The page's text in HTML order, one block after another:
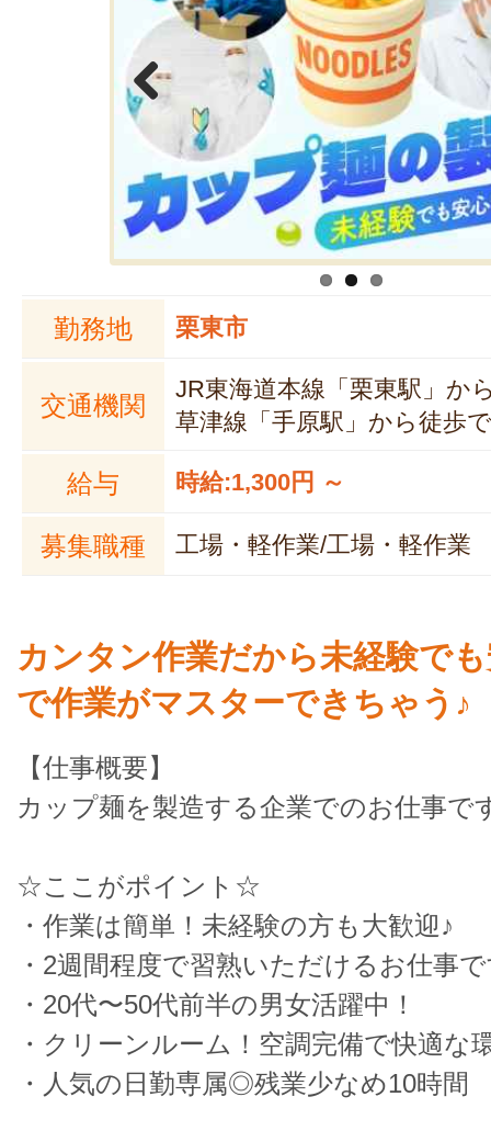
Previous
勤務地 栗東市
交通機関
JR東海道本線「栗東駅」か
草津線「手原駅」から徒歩
給与 時給:1,300円 ～
募集職種 工場・軽作業/工場・軽作業
カンタン作業だから未経験で
で作業がマスターできちゃう♪
【仕事概要】
カップ麺を製造する企業でのお仕事で
☆ここがポイント☆
・作業は簡単！未経験の方も大歓迎♪
・2週間程度で習熟いただけるお仕事
・20代〜50代前半の男女活躍中！
・クリーンルーム！空調完備で快適な
・人気の日勤専属◎残業少なめ10時間